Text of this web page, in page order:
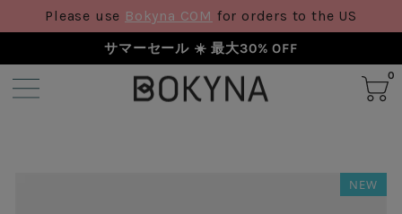
Please use Bokyna COM for orders to the US
サマーセール ☀️ 最大30% OFF
0
NEW